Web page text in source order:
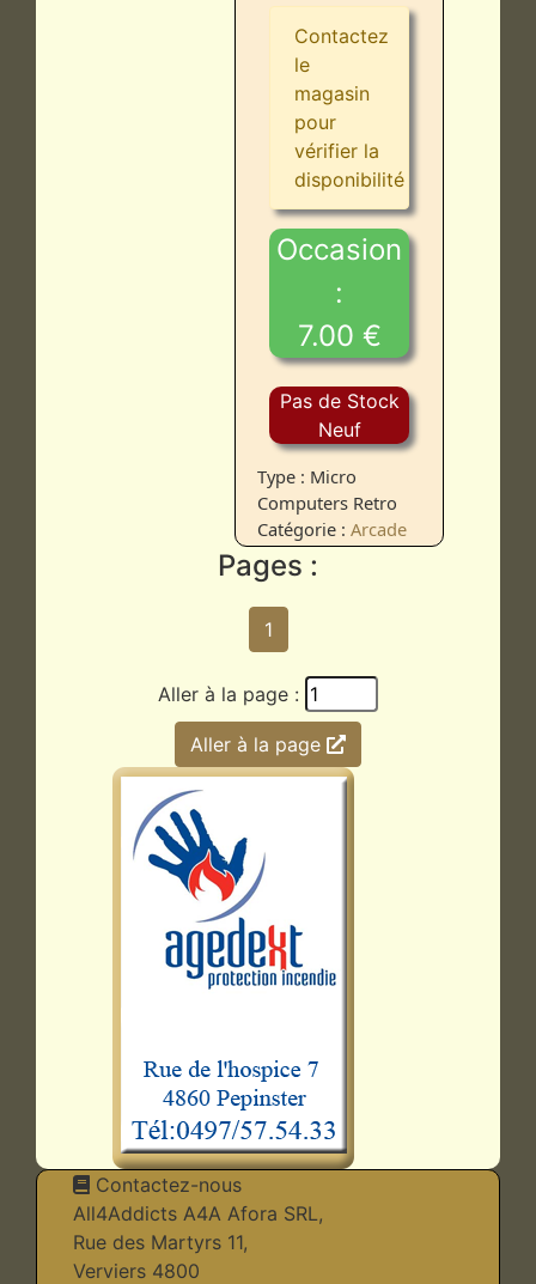
Contactez
le
magasin
pour
vérifier la
disponibilité
Occasion
:
7.00 €
Pas de Stock
Neuf
Type : Micro
Computers Retro
Catégorie :Arcade
Pages :
1
Aller à la page :
Aller à la page
Contactez-nous
All4Addicts A4A Afora SRL,
Rue des Martyrs 11,
Verviers 4800